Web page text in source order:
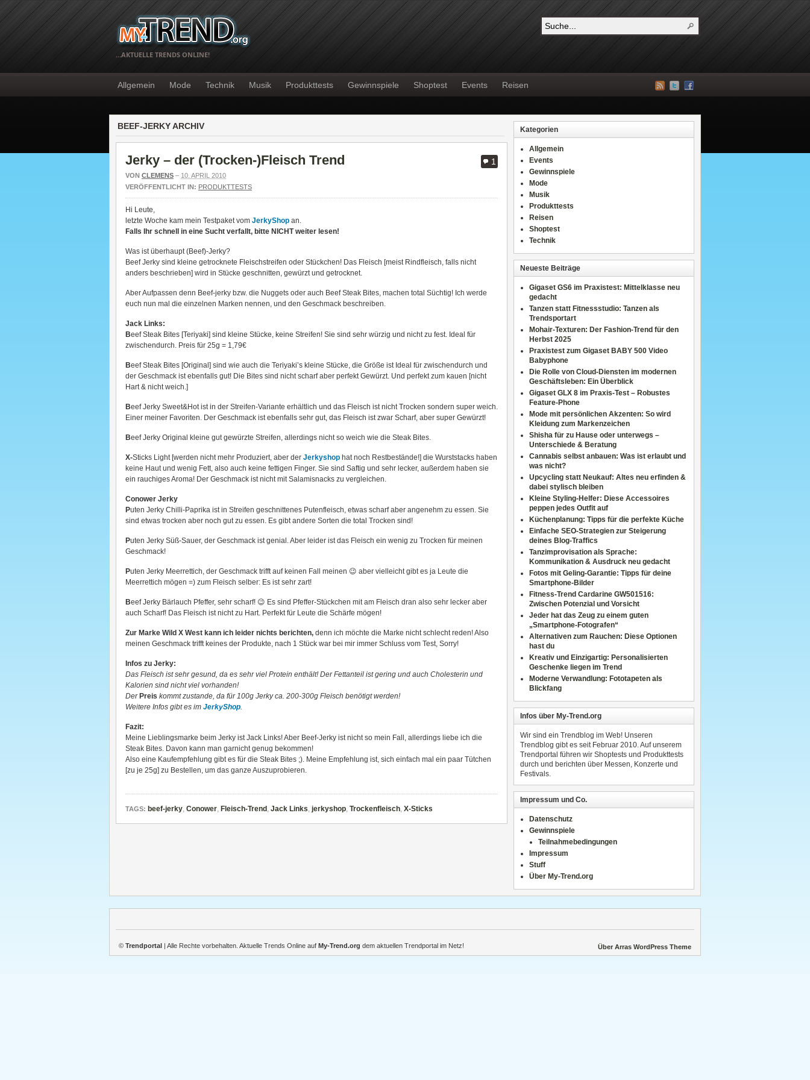
…AKTUELLE TRENDS ONLINE!
Allgemein Mode Technik Musik Produkttests Gewinnspiele Shoptest Events Reisen
BEEF-JERKY ARCHIV
1
Jerky – der (Trocken-)Fleisch Trend
VON CLEMENS – 10. APRIL 2010
VERÖFFENTLICHT IN: PRODUKTTESTS
Hi Leute,
letzte Woche kam mein Testpaket vom JerkyShop an.
Falls Ihr schnell in eine Sucht verfallt, bitte NICHT weiter lesen!
Was ist überhaupt (Beef)-Jerky?
Beef Jerky sind kleine getrocknete Fleischstreifen oder Stückchen! Das Fleisch [meist Rindfleisch, falls nicht
anders beschrieben] wird in Stücke geschnitten, gewürzt und getrocknet.
Aber Aufpassen denn Beef-jerky bzw. die Nuggets oder auch Beef Steak Bites, machen total Süchtig! Ich werde
euch nun mal die einzelnen Marken nennen, und den Geschmack beschreiben.
Jack Links:
Beef Steak Bites [Teriyaki] sind kleine Stücke, keine Streifen! Sie sind sehr würzig und nicht zu fest. Ideal für
zwischendurch. Preis für 25g = 1,79€
Beef Steak Bites [Original] sind wie auch die Teriyaki’s kleine Stücke, die Größe ist Ideal für zwischendurch und
der Geschmack ist ebenfalls gut! Die Bites sind nicht scharf aber perfekt Gewürzt. Und perfekt zum kauen [nicht
Hart & nicht weich.]
Beef Jerky Sweet&Hot ist in der Streifen-Variante erhältlich und das Fleisch ist nicht Trocken sondern super weich.
Einer meiner Favoriten. Der Geschmack ist ebenfalls sehr gut, das Fleisch ist zwar Scharf, aber super Gewürzt!
Beef Jerky Original kleine gut gewürzte Streifen, allerdings nicht so weich wie die Steak Bites.
X-Sticks Light [werden nicht mehr Produziert, aber der Jerkyshop hat noch Restbestände!] die Wurststacks haben
keine Haut und wenig Fett, also auch keine fettigen Finger. Sie sind Saftig und sehr lecker, außerdem haben sie
ein rauchiges Aroma! Der Geschmack ist nicht mit Salamisnacks zu vergleichen.
Conower Jerky
Puten Jerky Chilli-Paprika ist in Streifen geschnittenes Putenfleisch, etwas scharf aber angenehm zu essen. Sie
sind etwas trocken aber noch gut zu essen. Es gibt andere Sorten die total Trocken sind!
Puten Jerky Süß-Sauer, der Geschmack ist genial. Aber leider ist das Fleisch ein wenig zu Trocken für meinen
Geschmack!
Puten Jerky Meerrettich, der Geschmack trifft auf keinen Fall meinen 😉 aber vielleicht gibt es ja Leute die
Meerrettich mögen =) zum Fleisch selber: Es ist sehr zart!
Beef Jerky Bärlauch Pfeffer, sehr scharf! 😉 Es sind Pfeffer-Stückchen mit am Fleisch dran also sehr lecker aber
auch Scharf! Das Fleisch ist nicht zu Hart. Perfekt für Leute die Schärfe mögen!
Zur Marke Wild X West kann ich leider nichts berichten, denn ich möchte die Marke nicht schlecht reden! Also
meinen Geschmack trifft keines der Produkte, nach 1 Stück war bei mir immer Schluss vom Test, Sorry!
Infos zu Jerky:
Das Fleisch ist sehr gesund, da es sehr viel Protein enthält! Der Fettanteil ist gering und auch Cholesterin und
Kalorien sind nicht viel vorhanden!
Der Preis kommt zustande, da für 100g Jerky ca. 200-300g Fleisch benötigt werden!
Weitere Infos gibt es im JerkyShop.
Fazit:
Meine Lieblingsmarke beim Jerky ist Jack Links! Aber Beef-Jerky ist nicht so mein Fall, allerdings liebe ich die
Steak Bites. Davon kann man garnicht genug bekommen!
Also eine Kaufempfehlung gibt es für die Steak Bites ;). Meine Empfehlung ist, sich einfach mal ein paar Tütchen
[zu je 25g] zu Bestellen, um das ganze Auszuprobieren.
TAGS: beef-jerky, Conower, Fleisch-Trend , Jack Links, jerkyshop, Trockenfleisch, X-Sticks
Kategorien
Allgemein
Events
Gewinnspiele
Mode
Musik
Produkttests
Reisen
Shoptest
Technik
Neueste Beiträge
Gigaset GS6 im Praxistest: Mittelklasse neu
gedacht
Tanzen statt Fitnessstudio: Tanzen als
Trendsportart
Mohair-Texturen: Der Fashion-Trend für den
Herbst 2025
Praxistest zum Gigaset BABY 500 Video
Babyphone
Die Rolle von Cloud-Diensten im modernen
Geschäftsleben: Ein Überblick
Gigaset GLX 8 im Praxis-Test – Robustes
Feature-Phone
Mode mit persönlichen Akzenten: So wird
Kleidung zum Markenzeichen
Shisha für zu Hause oder unterwegs –
Unterschiede & Beratung
Cannabis selbst anbauen: Was ist erlaubt und
was nicht?
Upcycling statt Neukauf: Altes neu erfinden &
dabei stylisch bleiben
Kleine Styling-Helfer: Diese Accessoires
peppen jedes Outfit auf
Küchenplanung: Tipps für die perfekte Küche
Einfache SEO-Strategien zur Steigerung
deines Blog-Traffics
Tanzimprovisation als Sprache:
Kommunikation & Ausdruck neu gedacht
Fotos mit Geling-Garantie: Tipps für deine
Smartphone-Bilder
Fitness-Trend Cardarine GW501516:
Zwischen Potenzial und Vorsicht
Jeder hat das Zeug zu einem guten
„Smartphone-Fotografen“
Alternativen zum Rauchen: Diese Optionen
hast du
Kreativ und Einzigartig: Personalisierten
Geschenke liegen im Trend
Moderne Verwandlung: Fototapeten als
Blickfang
Infos über My-Trend.org
Wir sind ein Trendblog im Web! Unseren
Trendblog gibt es seit Februar 2010. Auf unserem
Trendportal führen wir Shoptests und Produkttests
durch und berichten über Messen, Konzerte und
Festivals.
Impressum und Co.
Datenschutz
Gewinnspiele
Teilnahmebedingungen
Impressum
Stuff
Über My-Trend.org
Über Arras WordPress Theme
© Trendportal | Alle Rechte vorbehalten. Aktuelle Trends Online auf My-Trend.org dem aktuellen Trendportal im Netz!